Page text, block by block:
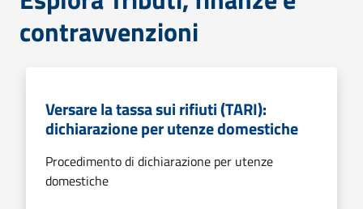
contravvenzioni
Versare la tassa sui rifiuti (TARI):
dichiarazione per utenze domestiche
Procedimento di dichiarazione per utenze
domestiche